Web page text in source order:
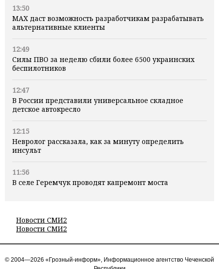
13:50
MAX даст возможность разработчикам разрабатывать
альтернативные клиенты
12:49
Силы ПВО за неделю сбили более 6500 украинских
беспилотников
12:47
В России представили универсальное складное
детское автокресло
12:15
Невролог рассказала, как за минуту определить
инсульт
11:56
В селе Геремчук проводят капремонт моста
Новости СМИ2
Новости СМИ2
© 2004—2026 «Грозный-информ», Информационное агентство Чеченской